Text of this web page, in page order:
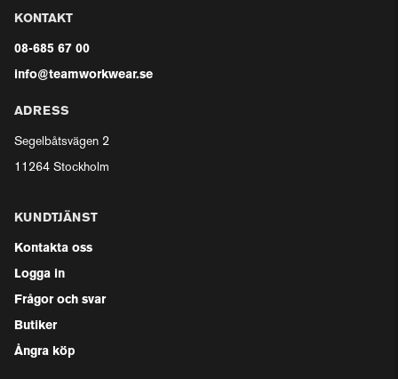
KONTAKT
08-685 67 00
info@teamworkwear.se
ADRESS
Segelbåtsvägen 2
11264 Stockholm
KUNDTJÄNST
Kontakta oss
Logga in
Frågor och svar
Butiker
Ångra köp